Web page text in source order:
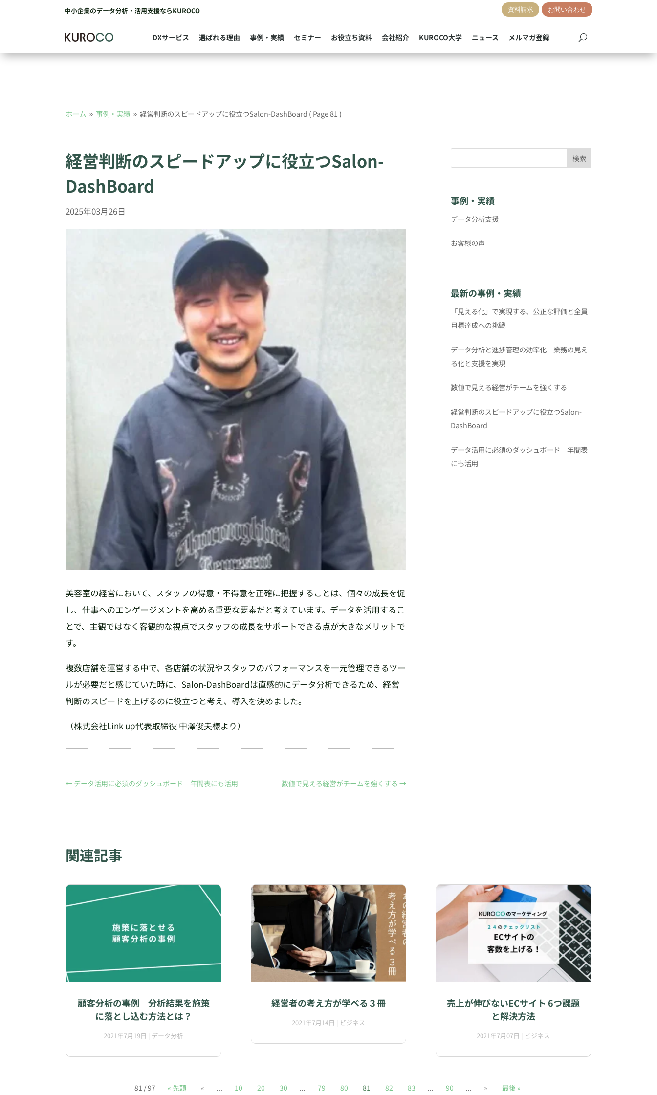
中小企業のデータ分析・活用支援ならKUROCO 資料請求 お問い合わせ
DXサービス 選ばれる理由 事例・実績 セミナー お役立ち資料 会社紹介 KUROCO大学 ニュース メルマガ登録
ホーム 9 事例・実績 9 経営判断のスピードアップに役立つSalon-DashBoard ( Page 81 )
経営判断のスピードアップに役立つSalon-
DashBoard
2025年03月26日
美容室の経営において、スタッフの得意・不得意を正確に把握することは、個々の成長を促
し、仕事へのエンゲージメントを高める重要な要素だと考えています。データを活用するこ
とで、主観ではなく客観的な視点でスタッフの成長をサポートできる点が大きなメリットで
す。
複数店舗を運営する中で、各店舗の状況やスタッフのパフォーマンスを一元管理できるツー
ルが必要だと感じていた時に、Salon-DashBoardは直感的にデータ分析できるため、経営
判断のスピードを上げるのに役立つと考え、導入を決めました。
（株式会社Link up代表取締役 中澤俊夫様より）
← データ活用に必須のダッシュボード 年間表にも活用 数値で見える経営がチームを強くする →
検索
事例・実績
データ分析支援
お客様の声
最新の事例・実績
「見える化」で実現する、公正な評価と全員
目標達成への挑戦
データ分析と進捗管理の効率化 業務の見え
る化と支援を実現
数値で見える経営がチームを強くする
経営判断のスピードアップに役立つSalon-
DashBoard
データ活用に必須のダッシュボード 年間表
にも活用
関連記事
顧客分析の事例 分析結果を施策
に落とし込む方法とは？
2021年7月19日 | データ分析
経営者の考え方が学べる３冊
2021年7月14日 | ビジネス
売上が伸びないECサイト 6つ課題
と解決方法
2021年7月07日 | ビジネス
81 / 97 « 先頭 « ... 10 20 30 ... 79 80 81 82 83 ... 90 ... » 最後 »